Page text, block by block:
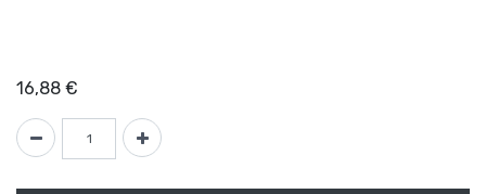
16,88 €